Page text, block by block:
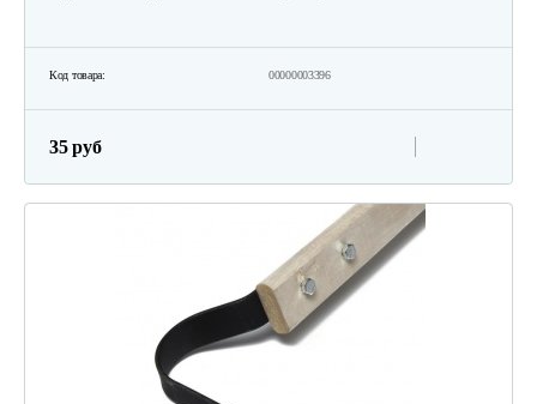
Код товара: 00000003396
35 руб